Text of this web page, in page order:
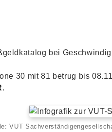
bei
30 mit 81 betrug bis
.
VUT